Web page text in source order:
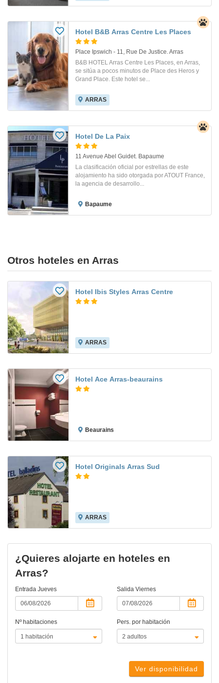
Hotel B&B Arras Centre Les Places
Place Ipswich - 11, Rue De Justice. Arras
B&B HOTEL Arras Centre Les Places, en Arras,
se sitúa a pocos minutos de Place des Heros y
Grand Place. Este hotel se...
ARRAS
Hotel De La Paix
11 Avenue Abel Guidet. Bapaume
La clasificación oficial por estrellas de este
alojamiento ha sido otorgada por ATOUT France,
la agencia de desarrollo...
Bapaume
Otros hoteles en Arras
Hotel Ibis Styles Arras Centre
ARRAS
Hotel Ace Arras-beaurains
Beaurains
Hotel Originals Arras Sud
ARRAS
¿Quieres alojarte en hoteles en
Arras?
Entrada Jueves Salida Viernes
Nº habitaciones Pers. por habitación
Ver disponibilidad